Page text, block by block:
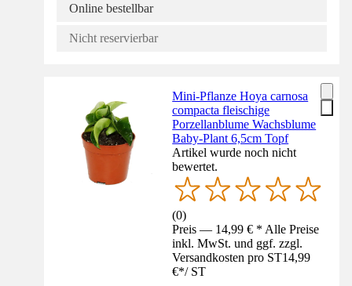
Online bestellbar
Nicht reservierbar
Mini-Pflanze Hoya carnosa
compacta fleischige
Porzellanblume Wachsblume
Baby-Plant 6,5cm Topf
Artikel wurde noch nicht
bewertet.
(0)
Preis — 14,99 € * Alle Preise
inkl. MwSt. und ggf. zzgl.
Versandkosten pro ST14,99
€*/ ST